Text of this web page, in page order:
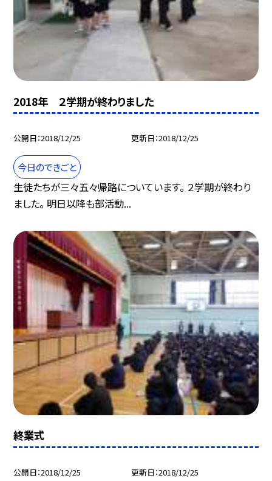
2018年 ２学期が終わりました
公開日 2018/12/25 更新日 2018/12/25
今日のできごと
生徒たちが三々五々帰路についています。 ２学期が終わり
ました。 明日以降も部活動...
終業式
公開日 2018/12/25 更新日 2018/12/25